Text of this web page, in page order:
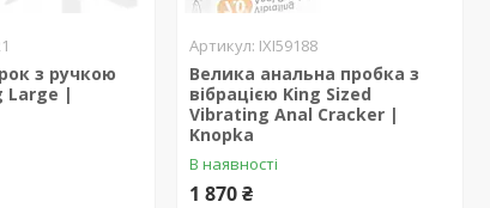
з ручкою
Large |
IXI59188
Велика анальна пробка з
вібрацією King Sized
Vibrating Anal Cracker |
Knopka
В наявності
1 870 ₴